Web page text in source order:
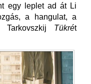
egy leplet ad át Li
a hangulat, a
Tarkovszkij Tükrét